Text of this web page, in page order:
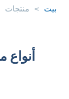
بيت > منتجات
أنواع